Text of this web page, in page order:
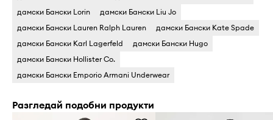
дамски Бански Lorin
дамски Бански Liu Jo
дамски Бански Lauren Ralph Lauren
дамски Бански Kate Spade
дамски Бански Karl Lagerfeld
дамски Бански Hugo
дамски Бански Hollister Co.
дамски Бански Emporio Armani Underwear
Разгледай подобни продукти